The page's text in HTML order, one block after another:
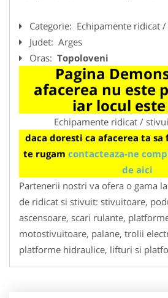
Categorie: Echipamente ridicat
Judet: Arges
Oras: Topoloveni
Pagina
afacerea nu este
iar locul
Echipamente ridicat /
daca doresti ca afacerea ta
te rugam contacteaza-ne
de aici
Partenerii nostri va ofera o gama
de ridicat si stivuit: stivuitoare,
ascensoare, scari rulante,
motostivuitoare, palane, trolii
platforme hidraulice, lifturi si